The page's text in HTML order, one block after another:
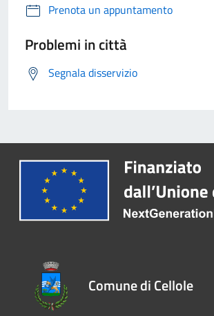
Prenota un appuntamento
Problemi in città
Segnala disservizio
Comune di Cellole